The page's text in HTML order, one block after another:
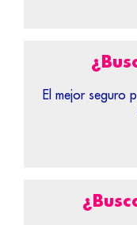
El mejor seguro